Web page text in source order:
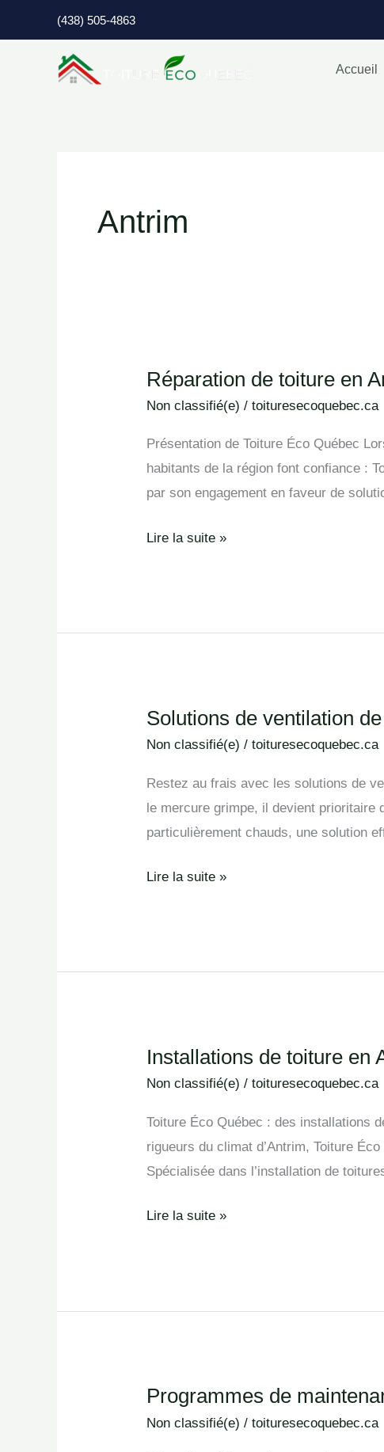
au
(438) 505-4863
Accueil
Antrim
Réparation de toiture en
Non classifié(e) /toituresecoquebec.ca
Présentation de Toiture Éco Québec
habitants de la région font confiance :
par son engagement en faveur de
Réparation
de
en
Antrim
Lire la suite »
Solutions de ventilation
Non classifié(e) /toituresecoquebec.ca
Restez au frais avec les solutions de
le mercure grimpe, il devient prioritaire
particulièrement chauds, une solution
Solutions
de
de
grenier
à
Lire la suite »
Installations de toiture en
Non classifié(e) /toituresecoquebec.ca
Toiture Éco Québec : des installations
rigueurs du climat d’Antrim, Toiture
Spécialisée dans l’installation de
Installations
de
en
Antrim
Lire la suite »
Programmes de
Non classifié(e) /toituresecoquebec.ca
Programmes
de